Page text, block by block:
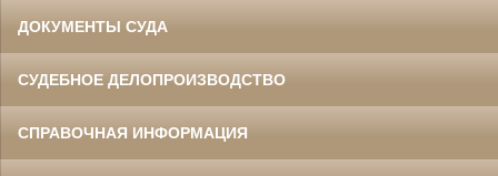
Данилов Василий Степанович
Председатель Белгородского
ДОКУМЕНТЫ СУДА
СУДЕБНОЕ ДЕЛОПРОИЗВОДСТВО
СПРАВОЧНАЯ ИНФОРМАЦИЯ